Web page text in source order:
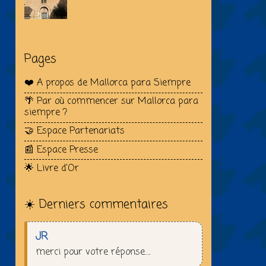
Pages
❤️ A propos de Mallorca para Siempre
🌴 Par où commencer sur Mallorca para
siempre ?
🤝 Espace Partenariats
📰 Espace Presse
🌟 Livre d’Or
☀️ Derniers commentaires
JR
merci pour votre réponse….